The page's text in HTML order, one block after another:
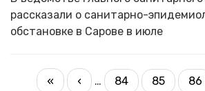
рассказали о санитарно-
обстановке в Сарове в июле
PAGINATION
First
«
Previous
‹ … Page
84 Page
85 86